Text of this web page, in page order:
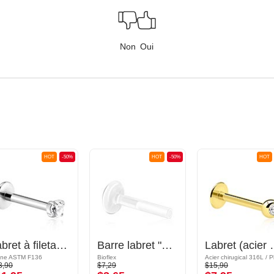
Non Oui
-50%
HOT
Labret à filetage interne (titane, finition brillante) avec pierre en crystal
ASTM F136
-50%
HOT
Barre labret "Push-fit" sans filetage (bioflex, différentes couleurs)
Bioflex
$7,29
HOT
Labret (acier
$15,90